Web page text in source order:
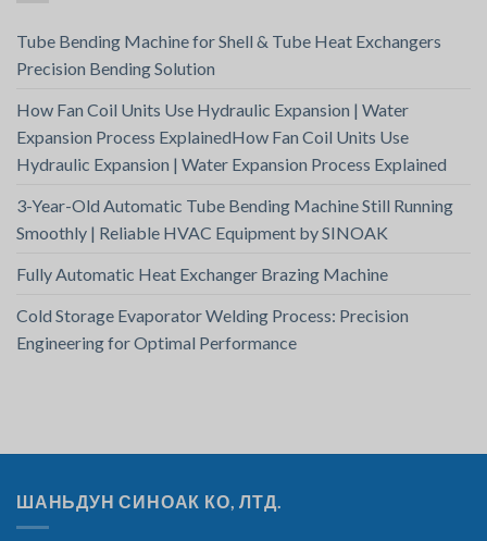
Tube Bending Machine for Shell & Tube Heat Exchangers
Precision Bending Solution
How Fan Coil Units Use Hydraulic Expansion | Water
Expansion Process ExplainedHow Fan Coil Units Use
Hydraulic Expansion | Water Expansion Process Explained
3-Year-Old Automatic Tube Bending Machine Still Running
Smoothly | Reliable HVAC Equipment by SINOAK
Fully Automatic Heat Exchanger Brazing Machine
Cold Storage Evaporator Welding Process: Precision
Engineering for Optimal Performance
ШАНЬДУН СИНОАК КО, ЛТД.